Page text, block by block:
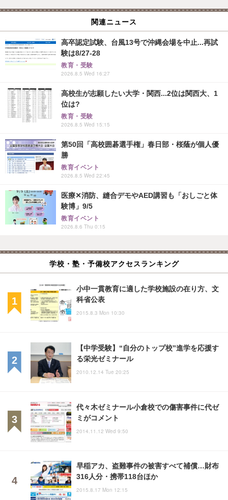
関連ニュース
高卒認定試験、台風13号で沖縄会場を中止...再試
験は8/27-28
教育・受験
2026.8.5 Wed 16:27
高校生が志願したい大学・関西...2位は関西大、1
位は?
教育・受験
2026.8.5 Wed 15:15
第50回「高校囲碁選手権」春日部・桜蔭が個人優
勝
教育イベント
2026.8.5 Wed 22:45
医療✕消防、縫合デモやAED講習も「おしごと体
験博」9/5
教育イベント
2026.8.6 Thu 0:15
学校・塾・予備校アクセスランキング
小中一貫教育に適した学校施設の在り方、文
科省公表
2015.8.3 Mon 10:30
【中学受験】“自分のトップ校”進学を応援す
る栄光ゼミナール
2010.12.14 Tue 20:25
代々木ゼミナール小倉校での傷害事件に代ゼ
ミがコメント
2014.11.12 Wed 9:50
早稲アカ、盗難事件の被害すべて補償…財布
316人分・携帯118台ほか
2015.8.17 Mon 12:15